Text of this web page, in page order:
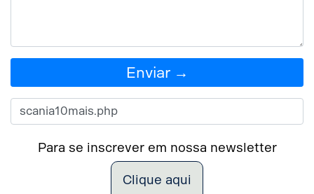
Enviar →
Para se inscrever em nossa newsletter
Clique aqui